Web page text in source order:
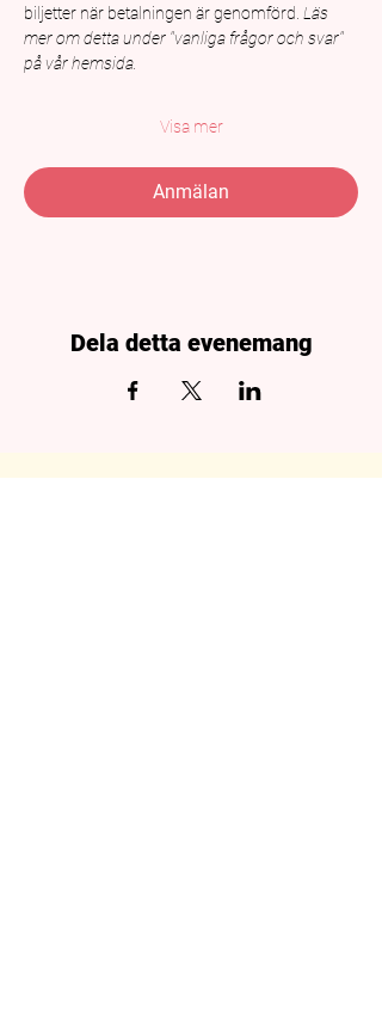
biljetter när betalningen är genomförd. Läs
mer om detta under "vanliga frågor och svar"
på vår hemsida.
Visa mer
Anmälan
Dela detta evenemang